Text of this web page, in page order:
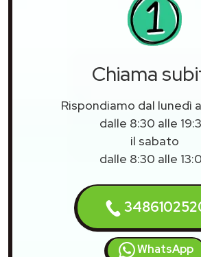
Chiama
Rispondiamo dal lunedì
dalle 8:30 alle
il sabato
dalle 8:30 alle
WhatsApp